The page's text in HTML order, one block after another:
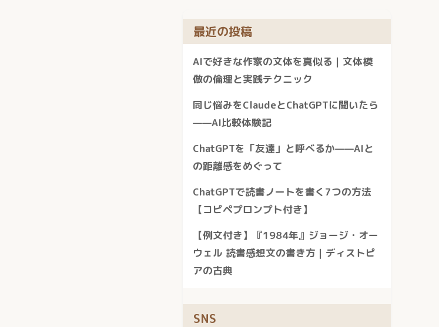
最近の投稿
AIで好きな作家の文体を真似る｜文体模
倣の倫理と実践テクニック
同じ悩みをClaudeとChatGPTに聞いたら
——AI比較体験記
ChatGPTを「友達」と呼べるか——AIと
の距離感をめぐって
ChatGPTで読書ノートを書く7つの方法
【コピペプロンプト付き】
【例文付き】『1984年』ジョージ・オー
ウェル 読書感想文の書き方｜ディストピ
アの古典
SNS